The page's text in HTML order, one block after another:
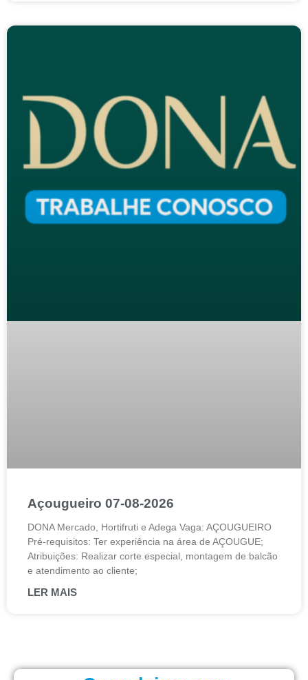
Açougueiro 07-08-2026
DONA Mercado, Hortifruti e Adega Vaga: AÇOUGUEIRO
Pré-requisitos: Ter experiência na área de AÇOUGUE;
Atribuições: Realizar corte especial, montagem de balcão
e atendimento ao cliente;
LER MAIS